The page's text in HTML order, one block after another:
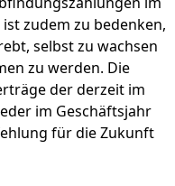
ist zudem zu bedenken,
selbst zu wachsen
zu werden. Die
der derzeit im
im Geschäftsjahr
für die Zukunft